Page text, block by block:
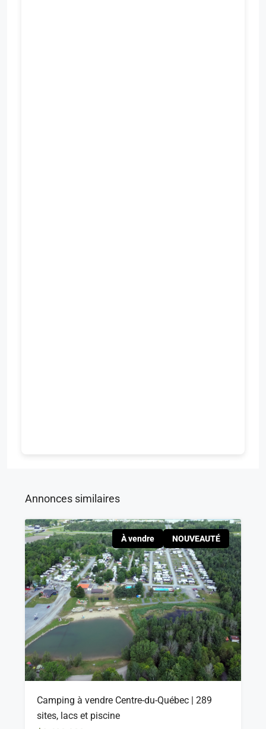
Annonces similaires
À vendre NOUVEAUTÉ
Camping à vendre Centre-du-Québec | 289
sites, lacs et piscine